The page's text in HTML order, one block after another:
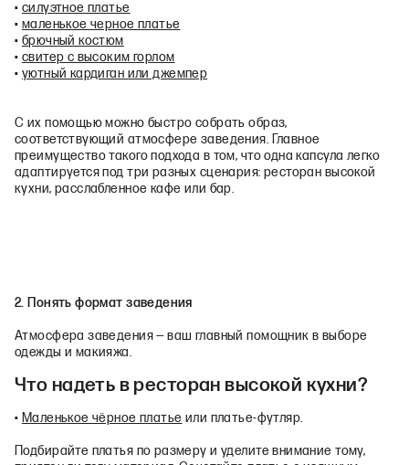
• силуэтное платье
• маленькое черное платье
• брючный костюм
• свитер с высоким горлом
• уютный кардиган или джемпер
С их помощью можно быстро собрать образ,
соответствующий атмосфере заведения. Главное
преимущество такого подхода в том, что одна капсула легко
адаптируется под три разных сценария: ресторан высокой
кухни, расслабленное кафе или бар.
2. Понять формат заведения
Атмосфера заведения — ваш главный помощник в выборе
одежды и макияжа.
Что надеть в ресторан высокой кухни?
• Маленькое чёрное платье или платье-футляр.
Подбирайте платья по размеру и уделите внимание тому,